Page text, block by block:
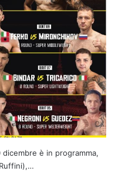
è in programma,